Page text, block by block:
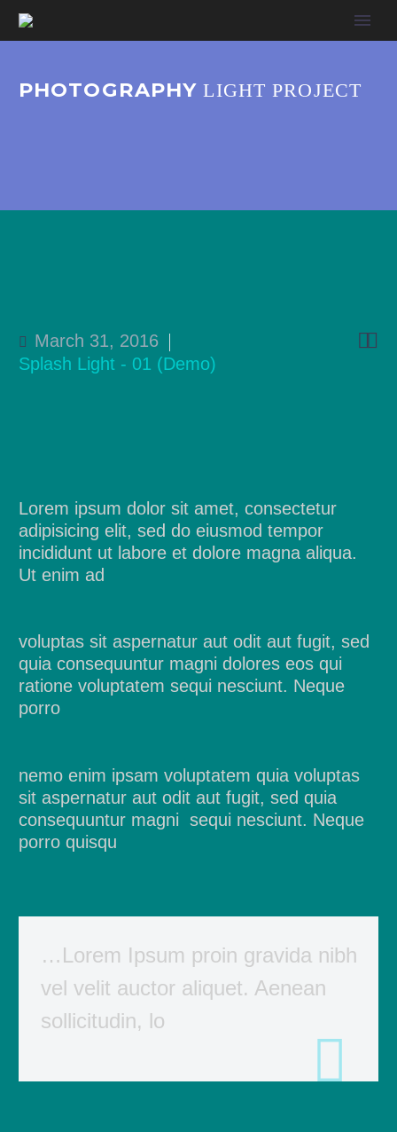
PHOTOGRAPHYLIGHT PROJECT

March 31, 2016
Splash Light - 01 (Demo)
Lorem ipsum dolor sit amet, consectetur
adipisicing elit, sed do eiusmod tempor
incididunt ut labore et dolore magna aliqua.
Ut enim ad
voluptas sit aspernatur aut odit aut fugit, sed
quia consequuntur magni dolores eos qui
ratione voluptatem sequi nesciunt. Neque
porro
nemo enim ipsam voluptatem quia voluptas
sit aspernatur aut odit aut fugit, sed quia
consequuntur magni sequi nesciunt. Neque
porro quisqu
…Lorem Ipsum proin gravida nibh
vel velit auctor aliquet. Aenean
sollicitudin, lo